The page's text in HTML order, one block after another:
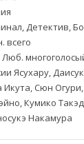
Детектив,
всего
Люб.
Ясухару,
Икута, Сюн
Кумико
Накамура